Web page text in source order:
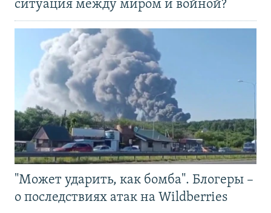
ситуация между миром и войной?
"Может ударить, как бомба". Блогеры –
о последствиях атак на Wildberries